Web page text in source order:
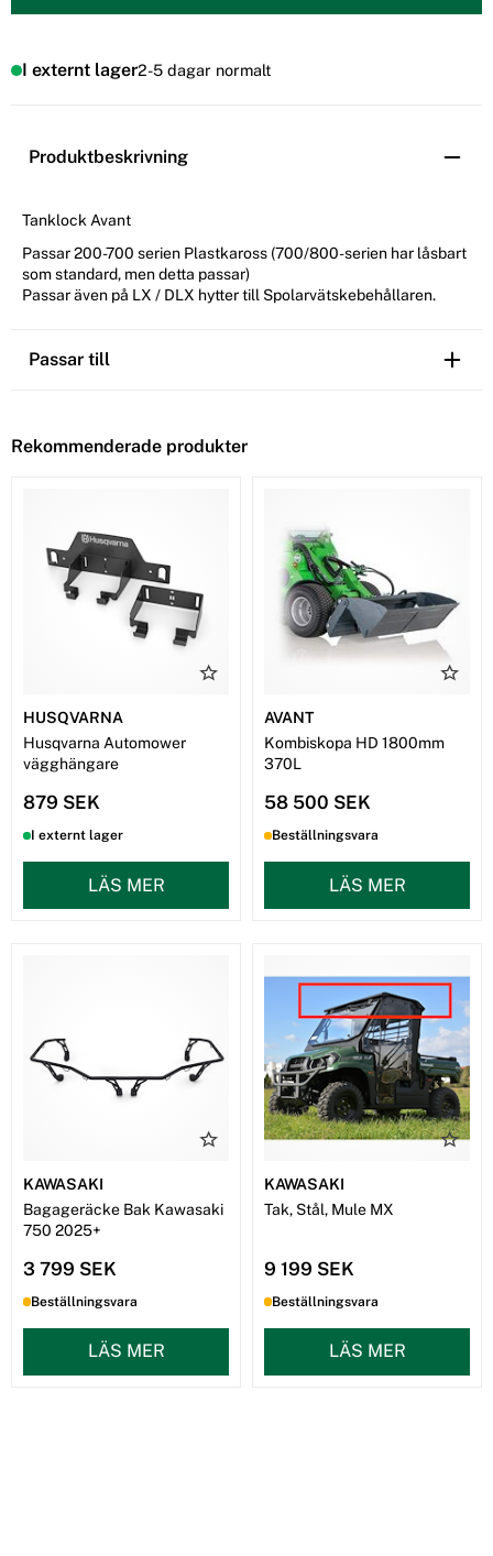
I externt lager2-5 dagar normalt
Produktbeskrivning
Tanklock Avant
Passar 200-700 serien Plastkaross (700/800-serien har låsbart
som standard, men detta passar)
Passar även på LX / DLX hytter till Spolarvätskebehållaren.
Passar till
Rekommenderade produkter
HUSQVARNA
Husqvarna Automower
vägghängare
879 SEK
I externt lager
LÄS MER
AVANT
Kombiskopa HD 1800mm
370L
58 500 SEK
Beställningsvara
LÄS MER
KAWASAKI
Bagageräcke Bak Kawasaki
750 2025+
3 799 SEK
Beställningsvara
LÄS MER
KAWASAKI
Tak, Stål, Mule MX
9 199 SEK
Beställningsvara
LÄS MER